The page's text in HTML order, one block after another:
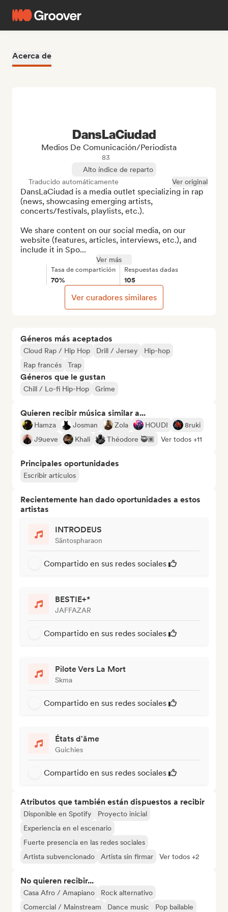
Acerca de
Géneros más aceptados
Cloud Rap / Hip Hop Drill / Jersey
Hip-hop
Rap francés
Trap
Géneros que le gustan
Chill / Lo-fi Hip-Hop Grime
Quieren recibir música similar a...
Hamza Josman Zola HOUDI
8ruki
J9ueve
Khali Théodore 🥷🏿 Ver todos +11
Principales oportunidades
Escribir artículos
Recientemente han dado oportunidades a estos
artistas
INTRODEUS
Säntospharaon
Compartido en sus redes sociales
BESTIE+*
JAFFAZAR
Compartido en sus redes sociales
Pilote Vers La Mort
Skma
Compartido en sus redes sociales
États d'âme
Guichies
Compartido en sus redes sociales
Atributos que también están dispuestos a recibir
Disponible en Spotify
Proyecto inicial
Experiencia en el escenario
Fuerte presencia en las redes sociales
Artista subvencionado
Artista sin firmar Ver todos +2
No quieren recibir...
Casa Afro / Amapiano
Rock alternativo
Comercial / Mainstream
Dance music Pop bailable
DansLaCiudad
Medios De Comunicación/Periodista
83
Alto índice de reparto
Traducido automáticamente
Ver original
DansLaCiudad is a media outlet specializing in rap
(news, showcasing emerging artists,
concerts/festivals, playlists, etc.).
We share content on our social media, on our
website (features, articles, interviews, etc.), and
include it in Spo...
Ver más
Tasa de compartición
70%
Respuestas dadas
105
Ver curadores similares